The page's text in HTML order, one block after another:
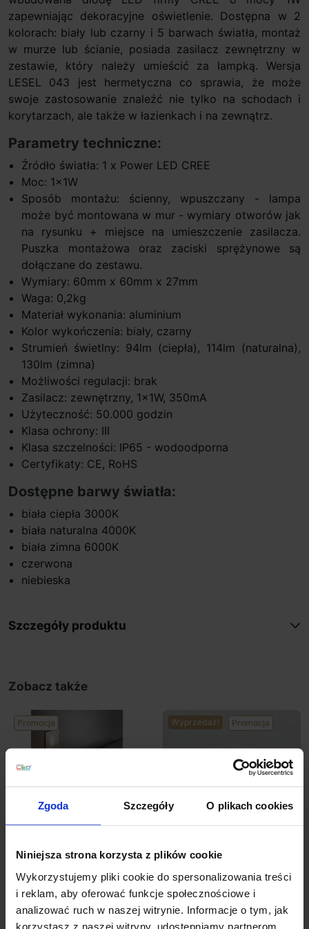
Zgoda Szczegóły O plikach cookies
Niniejsza strona korzysta z plików cookie
Wykorzystujemy pliki cookie do spersonalizowania treści
i reklam, aby oferować funkcje społecznościowe i
analizować ruch w naszej witrynie. Informacje o tym, jak
korzystasz z naszej witryny, udostępniamy partnerom
zapewniając dekoracyjne oświetlenie. Dostępna w 2
kolorach: biały lub czarny i 5 barwach światła, montaż
w murze lub ścianie, posiada zasilacz zewnętrzny w
zestawie, który należy umieścić za lampką. Wersja
LESEL 043 jest hermetyczna co sprawia, że może
swoje zastosowanie znaleźć nie tylko na schodach i
korytarzach, ale także w łazienkach i na zewnątrz.
Parametry techniczne:
Źródło światła: 1 x Power LED CREE
Moc: 1x1W
Sposób montażu: ścienny, wpuszczany - lampa
może być montowana w mur - wymiary otworów jak
na rysunku + miejsce na umieszczenie zasilacza.
Puszka montażowa oraz zaciski sprężynowe są
dołączane do zestawu.
Wymiary: 60mm x 60mm x 27mm
Waga: 0,2kg
Materiał wykonania: aluminium
Kolor wykończenia: biały, czarny
Strumień świetlny: 94lm (ciepła), 114lm (naturalna),
130lm (zimna)
Możliwości regulacji: brak
Zasilacz: zewnętrzny, 1x1W, 350mA
Użyteczność: 50.000 godzin
Klasa ochrony: III
Klasa szczelności: IP65 - wodoodporna
Certyfikaty: CE, RoHS
Dostępne barwy światła:
biała ciepła 3000K
biała naturalna 4000K
biała zimna 6000K
czerwona
niebieska
Szczegóły produktu
Zobacz także
Promocja
ELKIM LESEL 001
schodowa LED 1W alu,
biała, czarna
198,03 zł 188,13 zł
Wyprzedaż! Promocja
ELKIM LESEL 002
schodowa LED 1W alu,
biała, czarna 48mm
222,63 zł 178,10 zł